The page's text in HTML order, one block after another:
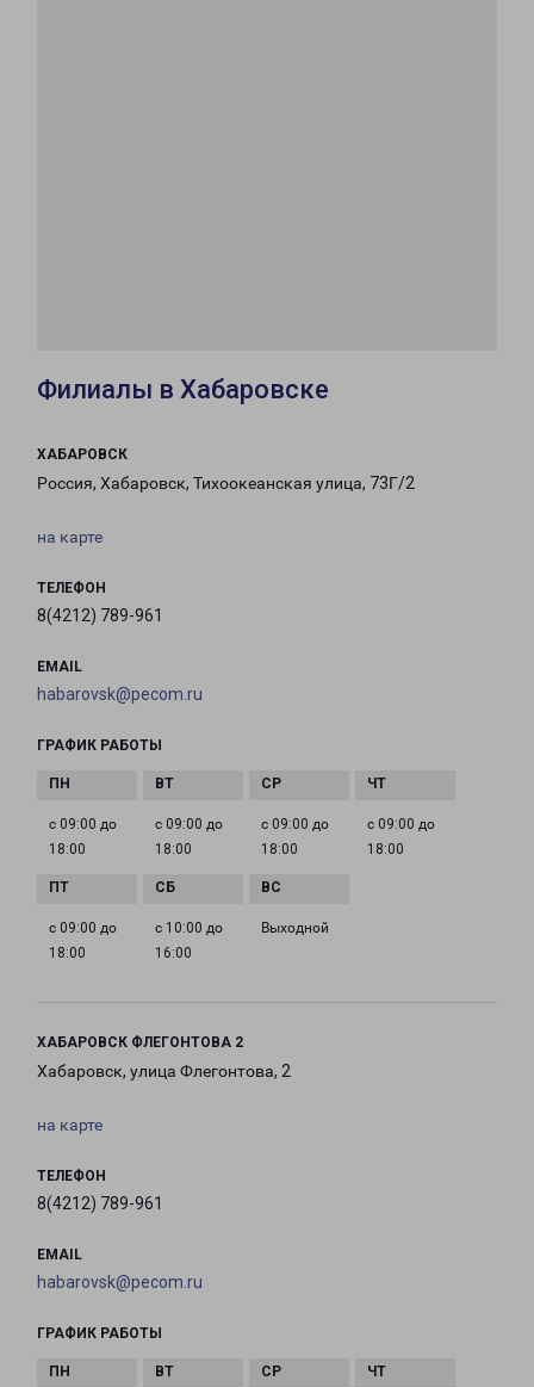
Филиалы в Хабаровске
ХАБАРОВСК
Россия, Хабаровск, Тихоокеанская улица, 73Г/2
на карте
ТЕЛЕФОН
8(4212) 789-961
EMAIL
habarovsk@pecom.ru
ГРАФИК РАБОТЫ
с 09:00 до
18:00
с 09:00 до
18:00
с 09:00 до
18:00
с 09:00 до
18:00
с 09:00 до
18:00
с 10:00 до
16:00
Выходной
ХАБАРОВСК ФЛЕГОНТОВА 2
Хабаровск, улица Флегонтова, 2
на карте
ТЕЛЕФОН
8(4212) 789-961
EMAIL
habarovsk@pecom.ru
ГРАФИК РАБОТЫ